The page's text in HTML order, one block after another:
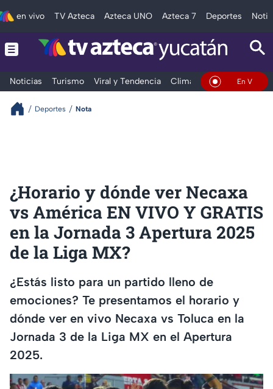
en vivo TV Azteca Azteca UNO Azteca 7 Deportes
Noticias Turismo Viral y Tendencia Clima DeportesEn Vivo
Deportes Nota
¿Horario y dónde ver Necaxa
vs América EN VIVO Y GRATIS
en la Jornada 3 Apertura 2025
de la Liga MX?
¿Estás listo para un partido lleno de
emociones? Te presentamos el horario y
dónde ver en vivo Necaxa vs Toluca en la
Jornada 3 de la Liga MX en el Apertura
2025.